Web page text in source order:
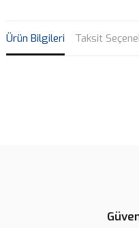
Ürün Bilgileri Taksit